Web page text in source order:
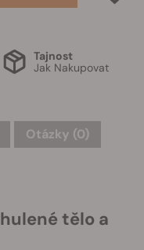
Tajnost
Jak Nakupovat
Otázky (0)
tělo a